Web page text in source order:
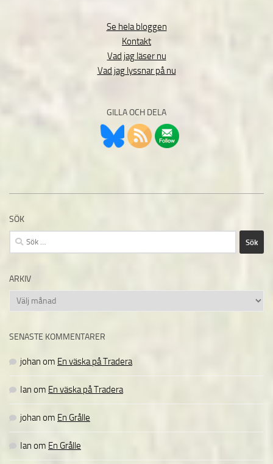
Se hela bloggen
Kontakt
Vad jag läser nu
Vad jag lyssnar på nu
GILLA OCH DELA
SÖK
Sök
efter:
ARKIV
Arkiv
SENASTE KOMMENTARER
johan om En väska på Tradera
Ian om En väska på Tradera
johan om En Grålle
Ian om En Grålle